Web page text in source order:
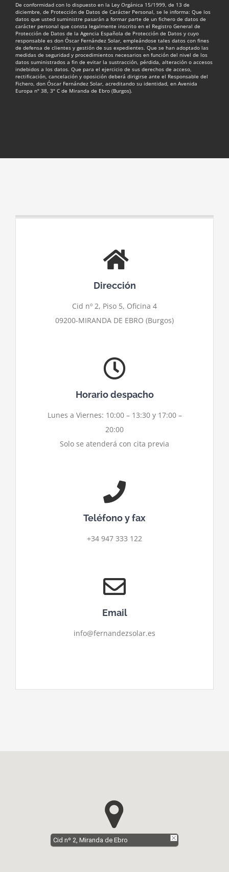
De conformidad con lo dispuesto en la Ley Orgánica 15/1999, de 13 de
diciembre, de Protección de Datos de Carácter Personal, se le informa: Que los
datos que usted suministre pasarán a formar parte de un fichero de datos de
carácter personal que consta legalmente inscrito en el Registro General de
Protección de Datos de la Agencia Española de Protección de Datos y cuyo
responsable es don Óscar Fernández Solar, empleándose tales datos con fines
de defensa de clientes y gestión de sus expedientes. Que se han adoptado las
medidas de seguridad y procedimientos necesarios en función del nivel de los
datos suministrados a fin de evitar la sustracción, pérdida, alteración o accesos
indebidos a los datos. Que para el ejercicio de sus derechos de acceso,
rectificación, cancelación y oposición deberá dirigirse ante el Responsable del
Fichero, don Óscar Fernández Solar, acreditando su identidad, en Avenida
Europa nº 38, 3º C de Miranda de Ebro (Burgos).
Dirección
Cid nº 2, Piso 5, Oficina 4
09200-MIRANDA DE EBRO (Burgos)
Horario despacho
Lunes a Viernes: 10:00 – 13:30 y 17:00 –
20:00
Solo se atenderá con cita previa
Teléfono y fax
+34 947 333 122
Email
info@fernandezsolar.es
Cid nº 2, Miranda de Ebro